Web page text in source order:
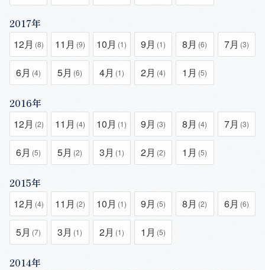
2017年
12月 (8) 11月 (9) 10月 (1) 9月 (1) 8月 (6) 7月 (3)
6月 (4) 5月 (6) 4月 (1) 2月 (4) 1月 (5)
2016年
12月 (2) 11月 (4) 10月 (1) 9月 (3) 8月 (4) 7月 (3)
6月 (5) 5月 (2) 3月 (1) 2月 (2) 1月 (5)
2015年
12月 (4) 11月 (2) 10月 (1) 9月 (5) 8月 (2) 6月 (6)
5月 (7) 3月 (1) 2月 (1) 1月 (5)
2014年